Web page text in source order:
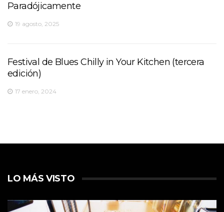
Paradójicamente
19 agosto, 2025
Festival de Blues Chilly in Your Kitchen (tercera
edición)
17 enero, 2024
LO MÁS VISTO